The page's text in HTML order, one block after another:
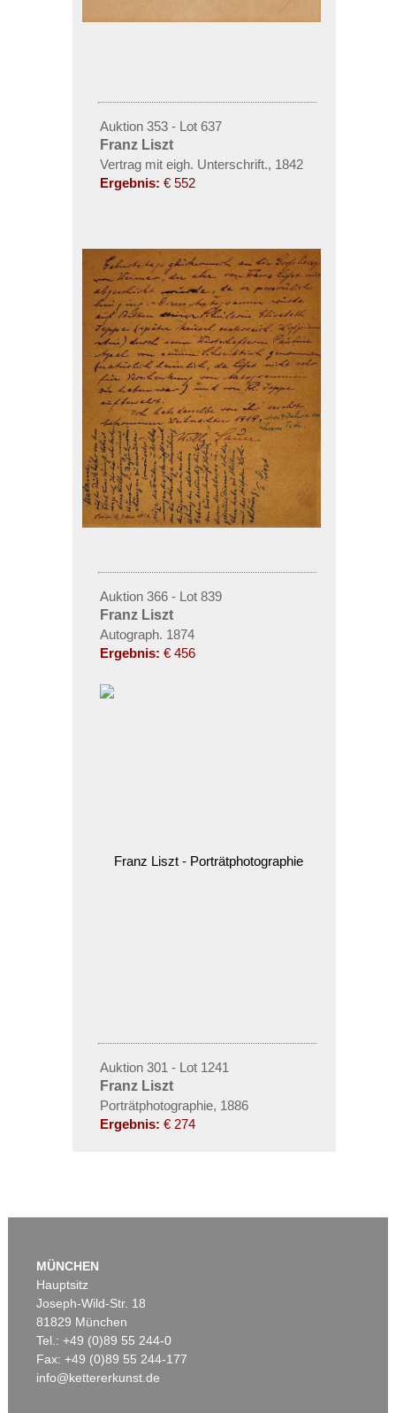
Auktion 353 - Lot 637
Franz Liszt
Vertrag mit eigh. Unterschrift., 1842
Ergebnis: € 552
Auktion 366 - Lot 839
Franz Liszt
Autograph. 1874
Ergebnis: € 456
Auktion 301 - Lot 1241
Franz Liszt
Porträtphotographie, 1886
Ergebnis: € 274
MÜNCHEN
Hauptsitz
Joseph-Wild-Str. 18
81829 München
Tel.: +49 (0)89 55 244-0
Fax: +49 (0)89 55 244-177
info@kettererkunst.de